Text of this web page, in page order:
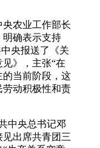
农业工作部长
明确表示支持
央报送了《关
》，主张“在
当前阶段，这
动积极性和责
中央总书记邓
出席共青团三